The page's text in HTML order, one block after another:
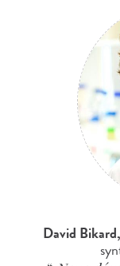
David Bikard,